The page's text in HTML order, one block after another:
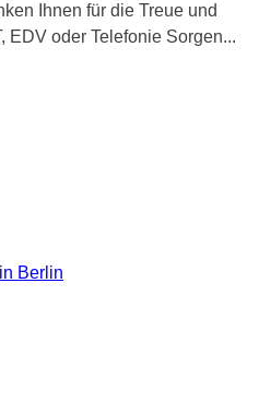
Ihnen für die Treue und
oder Telefonie Sorgen...
Berlin